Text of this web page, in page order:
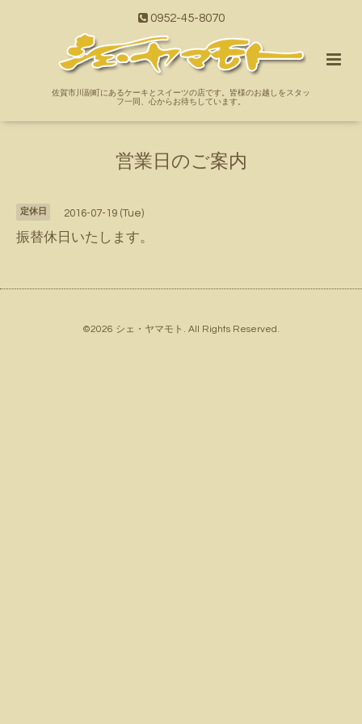
0952-45-8070
佐賀市川副町にあるケーキとスイーツの店です。皆様のお越しをスタッ
フ一同、心からお待ちしています。
営業日のご案内
定休日 2016-07-19 (Tue)
振替休日いたします。
©2026 シェ・ヤマモト . All Rights Reserved.